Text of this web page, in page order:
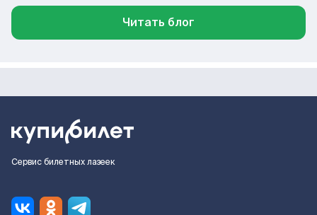
Читать блог
Сервис билетных лазеек